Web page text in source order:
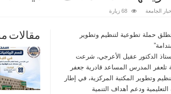
اخبار الجامعة 68 زيارة
مقالات
حملة تطوعية لتنظيم وتطوير
الدكتور عقيل الأعرجي، شرعت
تلعفر المدرس المساعد قادرية جعفر
وتطوير المكتبة المركزية، في إطار
ودعم أهداف التنمية